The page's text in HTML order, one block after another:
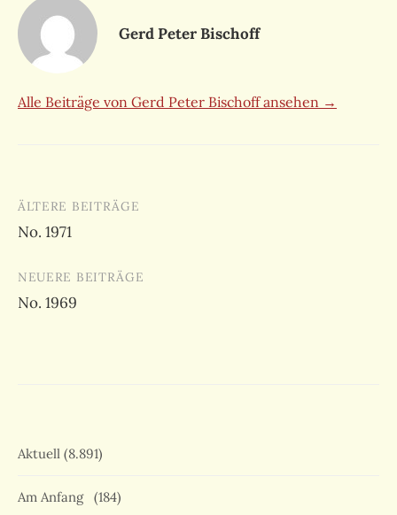
Gerd Peter Bischoff
Alle Beiträge von Gerd Peter Bischoff ansehen →
Beitragsnavigation
ÄLTERE BEITRÄGE
No. 1971
NEUERE BEITRÄGE
No. 1969
Aktuell (8.891)
Am Anfang (184)